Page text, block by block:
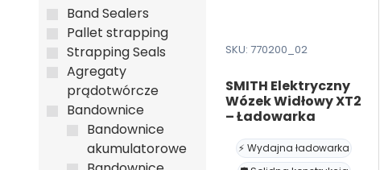
Band Sealers
Pallet strapping
Strapping Seals
Agregaty
prądotwórcze
Bandownice
Bandownice
akumulatorowe
SKU: 770200_02
SMITH Elektryczny
Wózek Widłowy XT2
– Ładowarka
⚡ Wydajna ładowarka